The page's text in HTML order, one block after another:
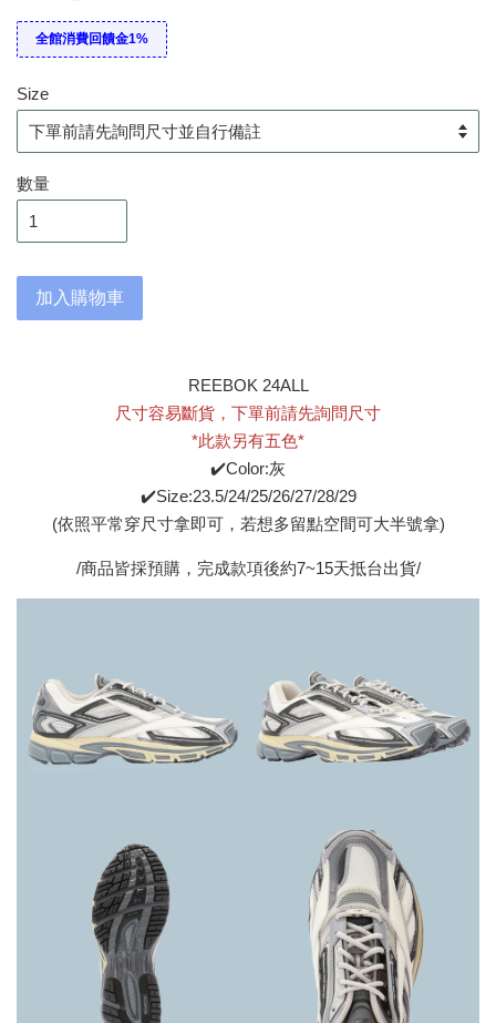
全館消費回饋金1%
Size
數量
加入購物車
REEBOK 24ALL
尺寸容易斷貨，下單前請先詢問尺寸
*此款另有五色*
✔️Color:灰
✔️Size:23.5/24/25/26/27/28/29
(依照平常穿尺寸拿即可，若想多留點空間可大半號拿)
/商品皆採預購，完成款項後約7~15天抵台出貨/